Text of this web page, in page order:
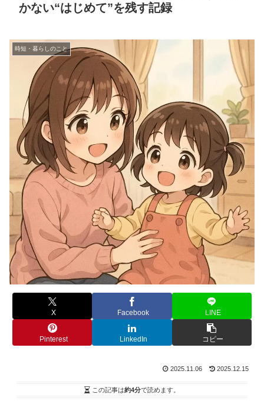
かない“はじめて”を残す記録
時短・暮らしのこと
X Facebook LINE
Pinterest LinkedIn コピー
2025.11.06 2025.12.15
この記事は約4分で読めます。